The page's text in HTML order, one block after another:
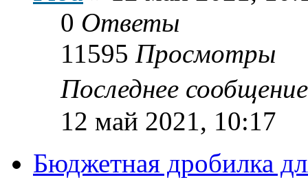
0 Ответы
11595 Просмотры
Последнее
12 май 2021, 10:17
Бюджетная дробилка